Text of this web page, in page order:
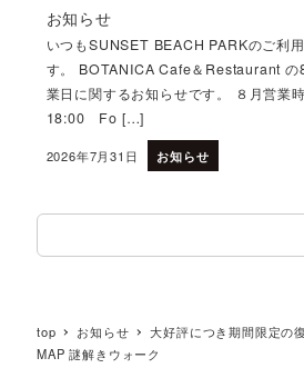
お知らせ
いつもSUNSET BEACH PARKのご利
す。 BOTANICA Cafe＆Restaurant の
業日に関するお知らせです。 ８月営
18:00 Fo […]
投稿日
2026年7月31日 お知らせ
検索
top お知らせ
大好評につき期間限定の
MAP 謎解きウォーク